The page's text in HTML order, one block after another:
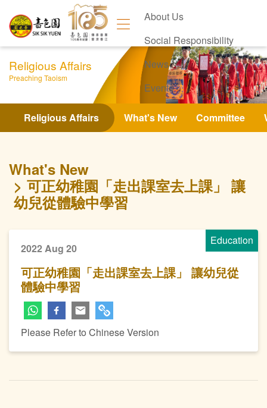
About Us
Social Responsibility
News
Events
Contact Us
Religious Affairs
Preaching Taoism
Religious Affairs What's New Committee
What's New
可正幼稚園「走出課室去上課」 讓
幼兒從體驗中學習
Education
2022 Aug 20
可正幼稚園「走出課室去上課」 讓幼兒從
體驗中學習
Please Refer to Chinese Version